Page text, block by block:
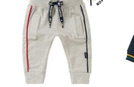
❤
Adauga
in
wishlist!